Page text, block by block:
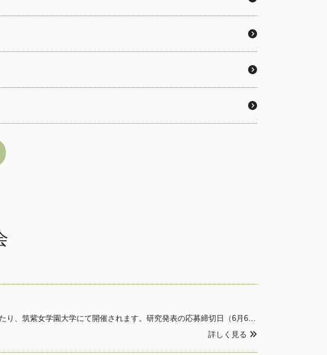
詳しく見る